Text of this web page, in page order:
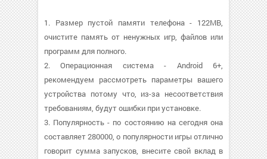
1. Размер пустой памяти телефона - 122MB,
очистите память от ненужных игр, файлов или
программ для полного.
2. Операционная система - Android 6+,
рекомендуем рассмотреть параметры вашего
устройства потому что, из-за несоответствия
требованиям, будут ошибки при установке.
3. Популярность - по состоянию на сегодня она
составляет 280000, о популярности игры отлично
говорит сумма запусков, внесите свой вклад в